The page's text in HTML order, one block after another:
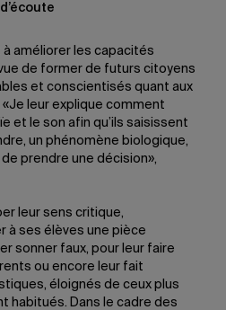
améliorer les capacités
de former de futurs citoyens
et conscientisés quant aux
leur explique comment
et le son afin qu’ils saisissent
un phénomène biologique,
prendre une décision»,
leur sens critique,
à ses élèves une pièce
sonner faux, pour leur faire
ou encore leur fait
éloignés de ceux plus
habitués. Dans le cadre des